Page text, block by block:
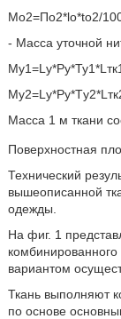
Мо2=По2*lо*tо2/
- Масса уточной
Масса 1 м ткани
Поверхностная
Технический
вышеописанной
одежды.
На фиг. 1
комбинированного
вариантом
Ткань выполняют
по основе